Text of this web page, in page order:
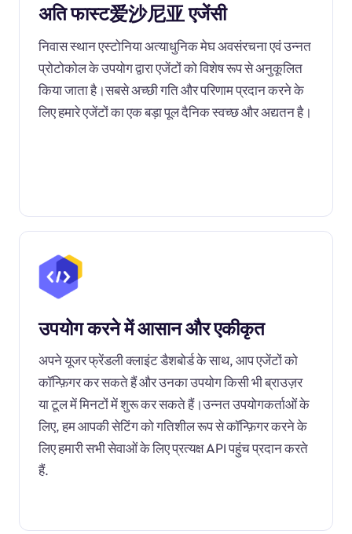
अति फास्ट爱沙尼亚 एजेंसी
निवास स्थान एस्टोनिया अत्याधुनिक मेघ अवसंरचना एवं उन्नत
प्रोटोकोल के उपयोग द्वारा एजेंटों को विशेष रूप से अनुकूलित
किया जाता है।सबसे अच्छी गति और परिणाम प्रदान करने के
लिए हमारे एजेंटों का एक बड़ा पूल दैनिक स्वच्छ और अद्यतन है।
उपयोग करने में आसान और एकीकृत
अपने यूजर फ्रेंडली क्लाइंट डैशबोर्ड के साथ, आप एजेंटों को
कॉन्फ़िगर कर सकते हैं और उनका उपयोग किसी भी ब्राउज़र
या टूल में मिनटों में शुरू कर सकते हैं।उन्नत उपयोगकर्ताओं के
लिए, हम आपकी सेटिंग को गतिशील रूप से कॉन्फ़िगर करने के
लिए हमारी सभी सेवाओं के लिए प्रत्यक्ष API पहुंच प्रदान करते
हैं.